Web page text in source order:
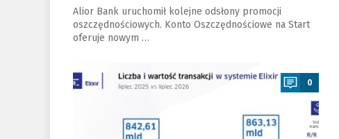
Alior Bank uruchomił kolejne odsłony promocji
oszczędnościowych. Konto Oszczędnościowe na Start
oferuje nowym …
0